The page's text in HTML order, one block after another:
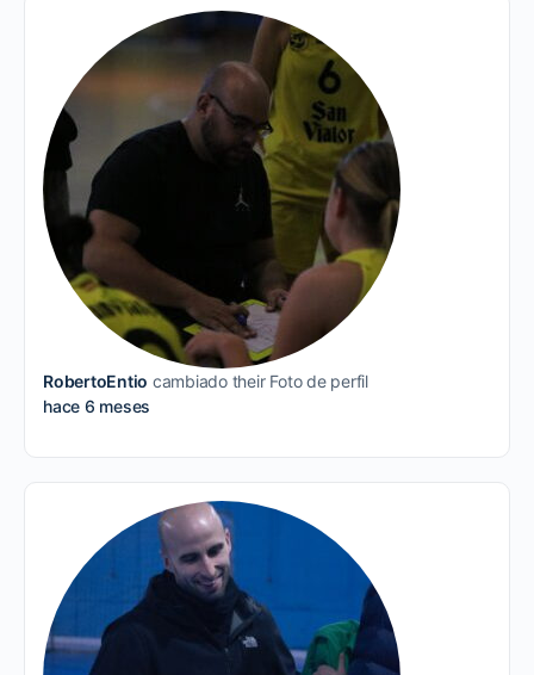
RobertoEntio cambiado their Foto de perfil
hace 6 meses